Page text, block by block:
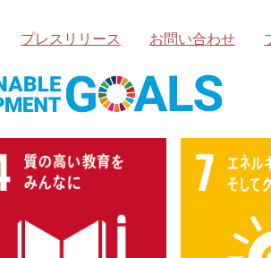
プレスリリース お問い合わせ